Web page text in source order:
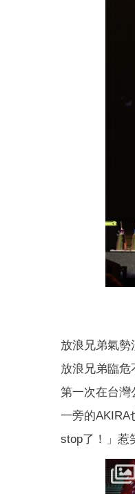
放浪兄弟氣勢
放浪兄弟臨危
第一次在台灣
一旁的AKIRA
stop了！」惹